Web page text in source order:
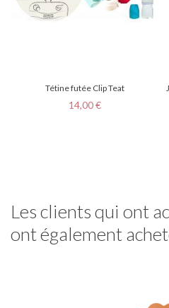
Tétine futée Clip Teat
Prix
14,00 €
Les clients qui ont
ont également